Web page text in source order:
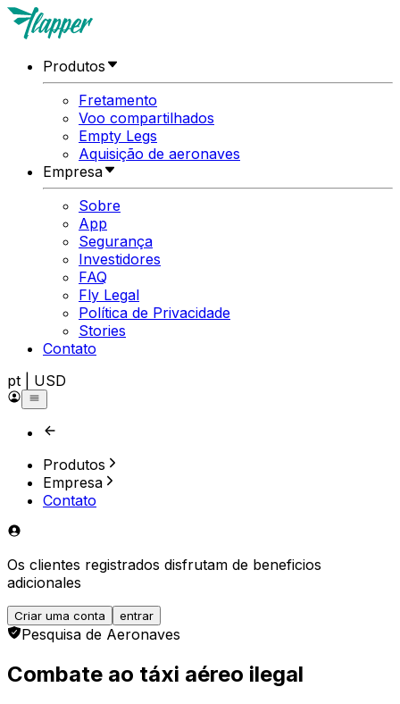
Produtos
Fretamento
Voo compartilhados
Empty Legs
Aquisição de aeronaves
Empresa
Sobre
App
Segurança
Investidores
FAQ
Fly Legal
Política de Privacidade
Stories
Contato
pt
USD
Produtos
Empresa
Contato
Os clientes registrados disfrutam de beneficios
adicionales
Criar uma conta entrar
Pesquisa de Aeronaves
Combate ao táxi aéreo ilegal